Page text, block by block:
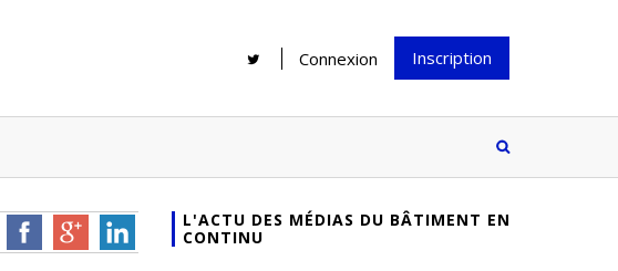
Connexion Inscription
Rénover une salle de bains : gagner
L'ACTU DES MÉDIAS DU BÂTIMENT EN
CONTINU